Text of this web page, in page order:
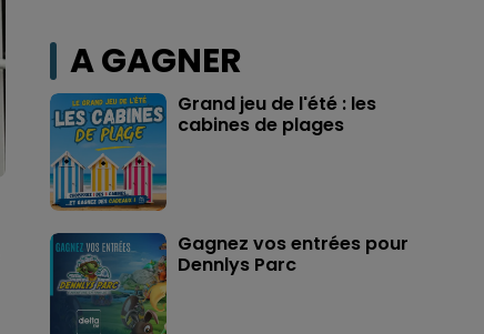
A GAGNER
Grand jeu de l'été : les
cabines de plages
Gagnez vos entrées pour
Dennlys Parc